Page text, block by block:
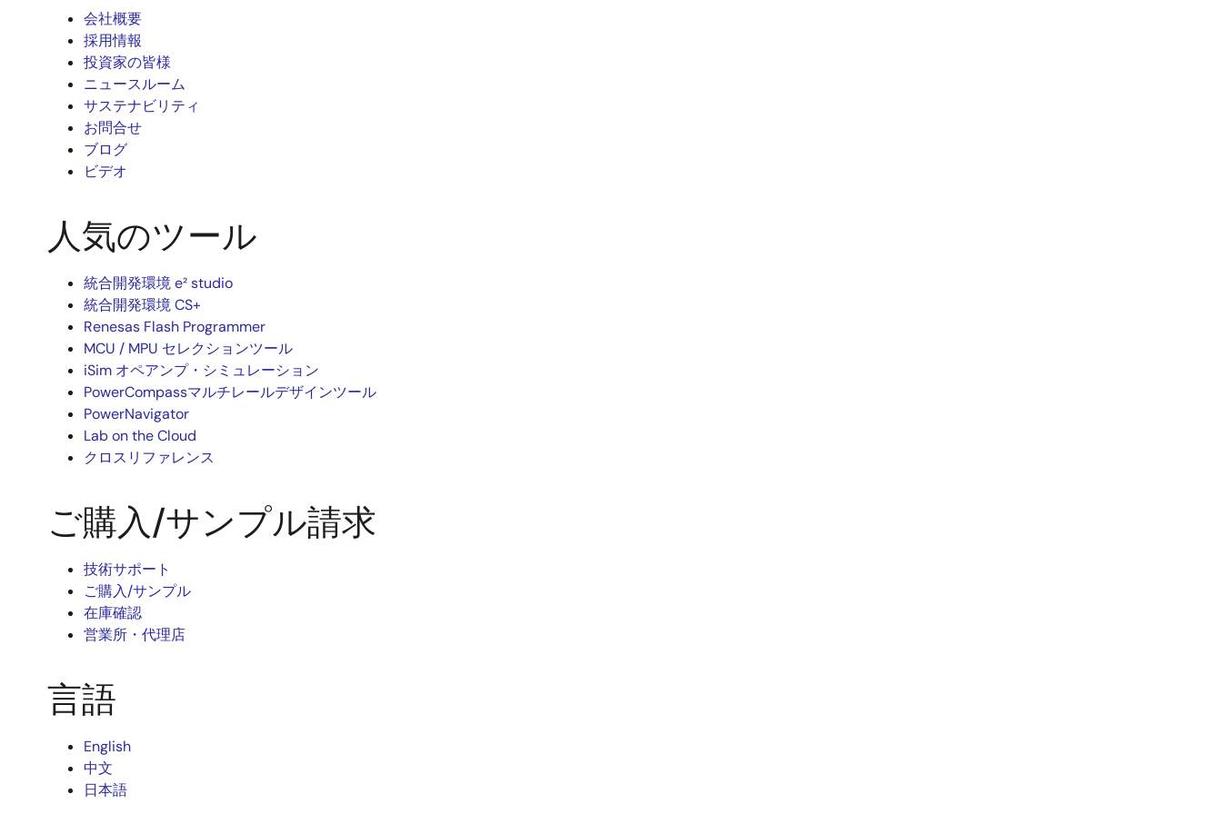
会社概要
採用情報
投資家の皆様
ニュースルーム
サステナビリティ
お問合せ
ブログ
ビデオ
人気のツール
統合開発環境 e² studio
統合開発環境 CS+
Renesas Flash Programmer
MCU / MPU セレクションツール
iSim オペアンプ・シミュレーション
PowerCompassマルチレールデザインツール
PowerNavigator
Lab on the Cloud
クロスリファレンス
ご購入/サンプル請求
技術サポート
ご購入/サンプル
在庫確認
営業所・代理店
言語
English
中文
日本語